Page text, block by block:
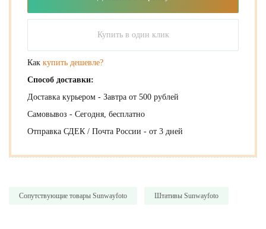
Купить в один клик
Как купить дешевле?
Способ доставки:
Доставка курьером - Завтра от 500 рублей
Самовывоз - Сегодня, бесплатно
Отправка СДЕК / Почта России - от 3 дней
Сопутствующие товары Sunwayfoto Штативы Sunwayfoto